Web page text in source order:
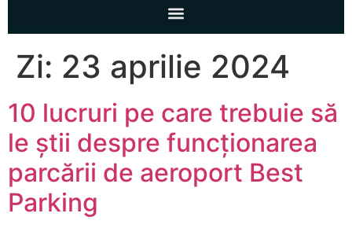
Zi: 23 aprilie 2024
10 lucruri pe care trebuie să
le știi despre funcționarea
parcării de aeroport Best
Parking